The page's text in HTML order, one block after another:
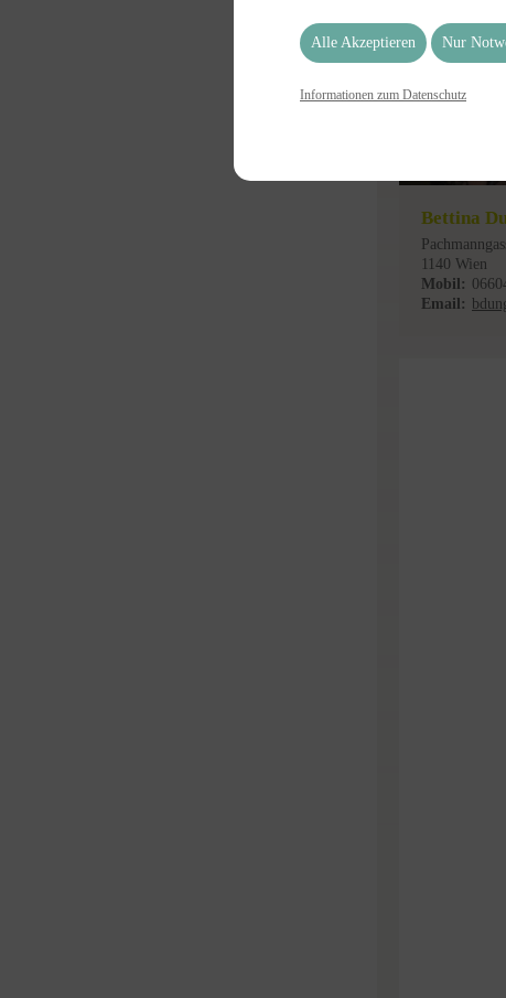
Bettina
1140 Wien
Mobil:
Email:
Alle Akzeptieren Nur
Informationen zum Datenschutz